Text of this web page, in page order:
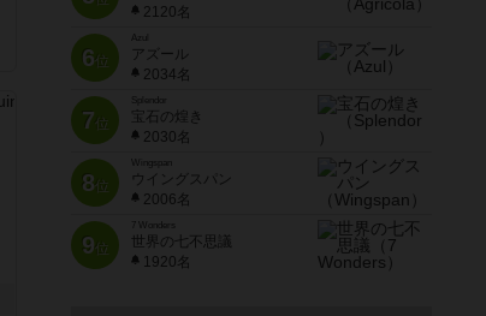
2120名
6位
Azul
アズール
2034名
7位
宝石の煌き
2030名
8位
Wingspan
ウイングスパン
2006名
9位
7 Wonders
世界の七不思議
1920名